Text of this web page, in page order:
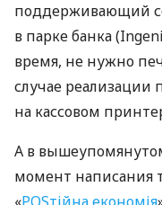
поддерживающий
в парке банка
время, не нужно
случае реализации
на кассовом
А в
момент написания